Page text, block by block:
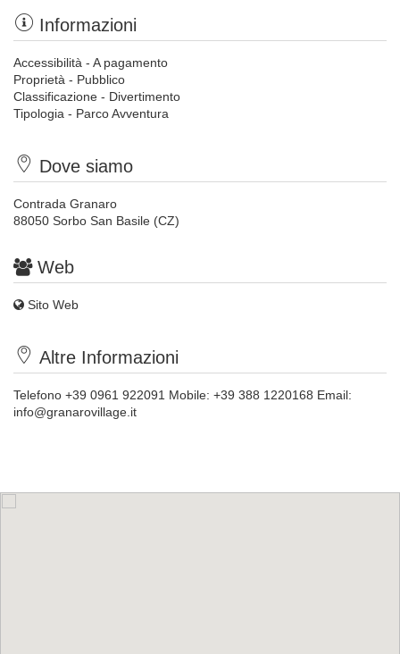
Informazioni
Accessibilità - A pagamento
Proprietà - Pubblico
Classificazione - Divertimento
Tipologia - Parco Avventura
Dove siamo
Contrada Granaro
88050 Sorbo San Basile (CZ)
Web
Sito Web
Altre Informazioni
Telefono +39 0961 922091 Mobile: +39 388 1220168 Email:
info@granarovillage.it